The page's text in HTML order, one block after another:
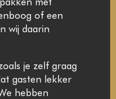
of een
wij daarin
je zelf graag
gasten lekker
hebben